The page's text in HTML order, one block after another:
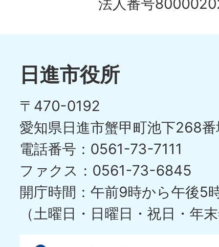
ド
イ
目
の
ス
ラ
イ
ド
法人番号
日進市役所
〒470-0192
愛知県日進市蟹甲町池下268
電話番号：0561-73-7111
ファクス：0561-73-6845
開庁時間：午前9時から午後5
（土曜日・日曜日・祝日・年